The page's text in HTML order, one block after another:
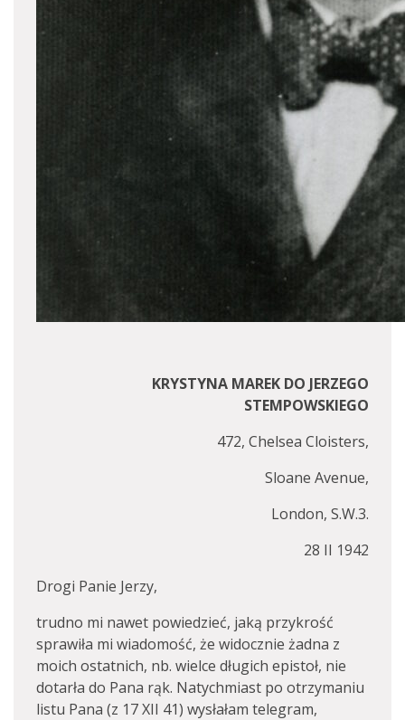
KRYSTYNA MAREK DO JERZEGO
STEMPOWSKIEGO
472, Chelsea Cloisters,
Sloane Avenue,
London, S.W.3.
28 II 1942
Drogi Panie Jerzy,
trudno mi nawet powiedzieć, jaką przykrość
sprawiła mi wiadomość, że widocznie żadna z
moich ostatnich, nb. wielce długich epistoł, nie
dotarła do Pana rąk. Natychmiast po otrzymaniu
listu Pana (z 17 XII 41) wysłałam telegram,